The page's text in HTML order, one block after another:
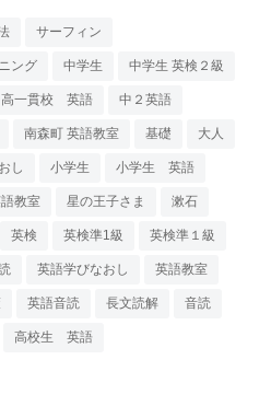
サーフィン
ング 中学生 中学生 英検２級
高一貫校 英語 中２英語
南森町 英語教室 基礎 大人
し 小学生 小学生 英語
教室 星の王子さま 漱石
英検 英検準1級 英検準１級
英語学びなおし 英語教室
英語音読 長文読解 音読
高校生 英語